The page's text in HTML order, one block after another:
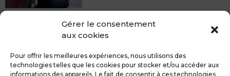
Gérer le consentement
aux cookies
Pour offrir les meilleures expériences, nous utilisons des
technologies telles que les cookies pour stocker et/ou accéder aux
informations des appareils. Le fait de consentir à ces technologies
peinture, sans rendez-vous mais Avec le sourire :)
du débosselage vous accueille sans rendez-...